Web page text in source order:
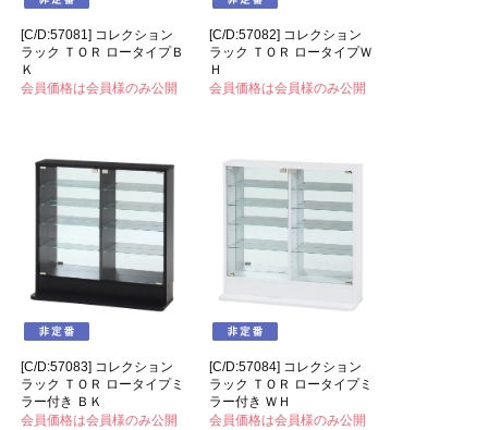
[C/D:57081] コレクション
ラック ＴＯＲ ロータイプＢ
Ｋ
会員価格は会員様のみ公開
[C/D:57082] コレクション
ラック ＴＯＲ ロータイプＷ
Ｈ
会員価格は会員様のみ公開
[C/D:57083] コレクション
ラック ＴＯＲ ロータイプミ
ラー付き ＢＫ
会員価格は会員様のみ公開
[C/D:57084] コレクション
ラック ＴＯＲ ロータイプミ
ラー付き ＷＨ
会員価格は会員様のみ公開